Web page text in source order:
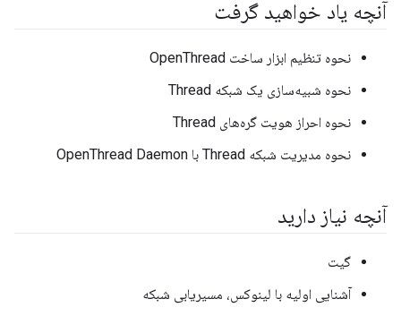
آنچه یاد خواهید گرفت
نحوه تنظیم ابزار ساخت OpenThread
نحوه شبیه‌سازی یک شبکه Thread
نحوه احراز هویت گره‌های Thread
نحوه مدیریت شبکه Thread با OpenThread Daemon
آنچه نیاز دارید
گیت
آشنایی اولیه با لینوکس، مسیریابی شبکه